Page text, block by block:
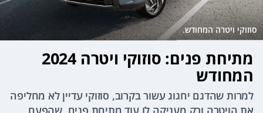
סוזוקי ויטרה המחודש.
מתיחת פנים: סוזוקי ויטרה 2024
המחודש
למרות שהדגם יחגוג עשור בקרוב, סוזוקי עדיין לא מחליפה
את הויטרה ורק מעניקה לו עוד מתיחת פנים, שהפעם